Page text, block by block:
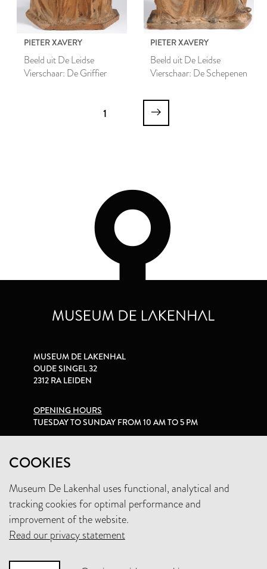
PIETER XAVERY
Beeld uit De Leidse
Vierschaar: De Griffier
PIETER XAVERY
Beeld uit De Leidse
Vierschaar: De Schepenen
1
COOKIES
Museum De Lakenhal uses functional, analytical and
tracking cookies for optimal performance and
improvement of the website.
Read our privacy statement
MUSEUM DE LAKENHAL
OUDE SINGEL 32
2312 RA LEIDEN
OPENING HOURS
TUESDAY TO SUNDAY FROM 10 AM TO 5 PM
+31 (0)71 5165360
INFO@LAKENHAL.NL
SUPPORT THE MUSEUM